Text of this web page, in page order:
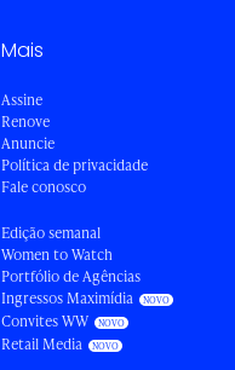
Mais
Assine
Renove
Anuncie
Política de privacidade
Fale conosco
Edição semanal
Women to Watch
Portfólio de Agências
Ingressos Maximídia
Convites WW
Retail Media